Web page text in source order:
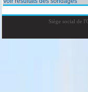
Siège social de